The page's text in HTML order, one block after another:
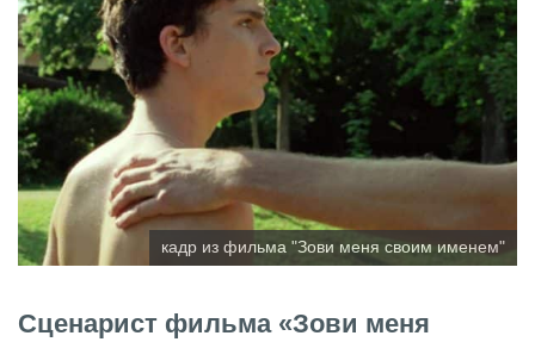
кадр из фильма "Зови меня своим именем"
Сценарист фильма «Зови меня